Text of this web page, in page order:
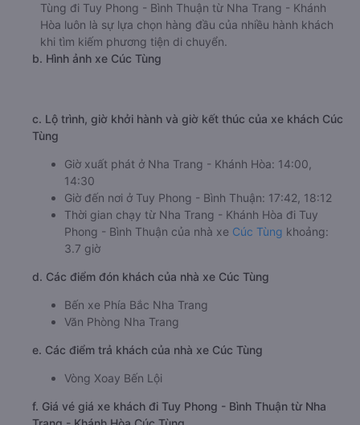
Tùng đi Tuy Phong - Bình Thuận từ Nha Trang - Khánh
Hòa luôn là sự lựa chọn hàng đầu của nhiều hành khách
khi tìm kiếm phương tiện di chuyển.
b. Hình ảnh xe Cúc Tùng
c. Lộ trình, giờ khởi hành và giờ kết thúc của xe khách Cúc
Tùng
Giờ xuất phát ở Nha Trang - Khánh Hòa: 14:00,
14:30
Giờ đến nơi ở Tuy Phong - Bình Thuận: 17:42, 18:12
Thời gian chạy từ Nha Trang - Khánh Hòa đi Tuy
Phong - Bình Thuận của nhà xe Cúc Tùng khoảng:
3.7 giờ
d. Các điểm đón khách của nhà xe Cúc Tùng
Bến xe Phía Bắc Nha Trang
Văn Phòng Nha Trang
e. Các điểm trả khách của nhà xe Cúc Tùng
Vòng Xoay Bến Lội
f. Giá vé giá xe khách đi Tuy Phong - Bình Thuận từ Nha